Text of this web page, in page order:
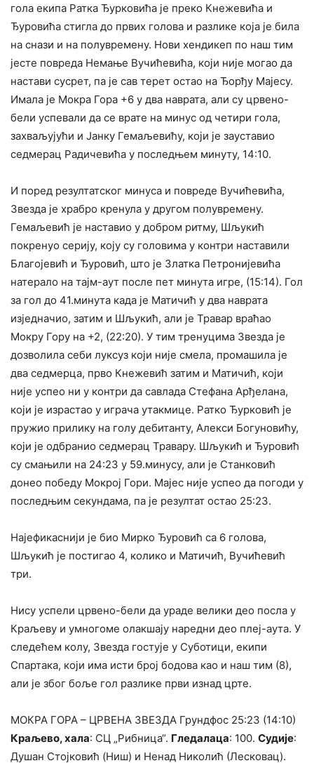
гола екипа Ратка Ђурковића је преко Кнежевића и
Ђуровића стигла до првих голова и разлике која је била
на снази и на полувремену. Нови хендикеп по наш тим
јесте повреда Немање Вучићевића, који није могао да
настави сусрет, па је сав терет остао на Ђорђу Мајесу.
Имала је Мокра Гора +6 у два наврата, али су црвено-
бели успевали да се врате на минус од четири гола,
захваљујући и Јанку Гемаљевићу, који је зауставио
седмерац Радичевића у последњем минуту, 14:10.
И поред резултатског минуса и повреде Вучићевића,
Звезда је храбро кренула у другом полувремену.
Гемаљевић је наставио у добром ритму, Шљукић
покренуо серију, коју су головима у контри наставили
Благојевић и Ђуровић, што је Златка Петронијевића
натерало на тајм-аут после пет минута игре, (15:14). Гол
за гол до 41.минута када је Матичић у два наврата
изједначио, затим и Шљукић, али је Травар враћао
Мокру Гору на +2, (22:20). У тим тренуцима Звезда је
дозволила себи луксуз који није смела, промашила је
два седмерца, прво Кнежевић затим и Матичић, који
није успео ни у контри да савлада Стефана Арђелана,
који је израстао у играча утакмице. Ратко Ђурковић је
пружио прилику на голу дебитанту, Алекси Богуновићу,
који је одбранио седмерац Травару. Шљукић и Ђуровић
су смањили на 24:23 у 59.минусу, али је Станковић
донео победу Мокрој Гори. Мајес није успео да погоди у
последњим секундама, па је резултат остао 25:23.
Најефикаснији је био Мирко Ђуровић са 6 голова,
Шљукић је постигао 4, колико и Матичић, Вучићевић
три.
Нису успели црвено-бели да ураде велики део посла у
Краљеву и умногоме олакшају наредни део плеј-аута. У
следећем колу, Звезда гостује у Суботици, екипи
Спартака, који има исти број бодова као и наш тим (8),
али је због боље гол разлике први изнад црте.
МОКРА ГОРА – ЦРВЕНА ЗВЕЗДА Грундфос 25:23 (14:10)
Краљево, хала: СЦ „Рибница“. Гледалаца: 100. Судије:
Душан Стојковић (Ниш) и Ненад Николић (Лесковац).